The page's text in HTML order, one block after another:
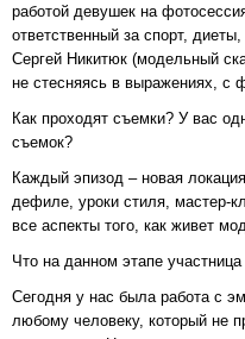
работой девушек на
ответственный за спорт,
Сергей Никитюк (модельный
не стесняясь в выражениях, с
Как проходят съемки? У вас
съемок?
Каждый эпизод – новая
дефиле, уроки стиля, мастер-
все аспекты того, как живет
Что на данном этапе
Сегодня у нас была работа с
любому человеку, который не